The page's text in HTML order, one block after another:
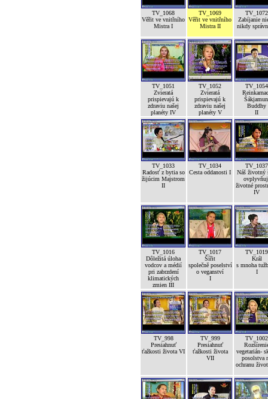
TV_1068
Věřit ve vnitřního
Mistra I
TV_1069
Věřit ve vnitřního
Mistra II
TV_1072
Zabíjanie
nikdy
TV_1051
Zvieratá
prispievajú k
zdraviu našej
planéty IV
TV_1052
Zvieratá
prispievajú k
zdraviu našej
planéty V
TV_1054
Buddhy
II
TV_1033
Radosť z bytia so
žijúcim Majstrom
II
TV_1034
Cesta oddanosti I
TV_1037
Náš životný
životné
IV
TV_1016
Dôležitá úloha
vodcov a médií
pri zabrzdení
klimatických
zmien III
TV_1017
Šířit
společně poselství
o veganství
I
TV_1019
Král
s mnoha
I
TV_998
Presiahnuť
ťažkosti života VI
TV_999
Presiahnuť
ťažkosti života
VII
TV_1002
vegetarián-
posolstva
ochranu